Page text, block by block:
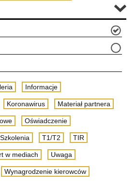
Informacje
Koronawirus Materiał partnera
Oświadczenie
Szkolenia T1/T2 TIR
w mediach Uwaga
Wynagrodzenie kierowców